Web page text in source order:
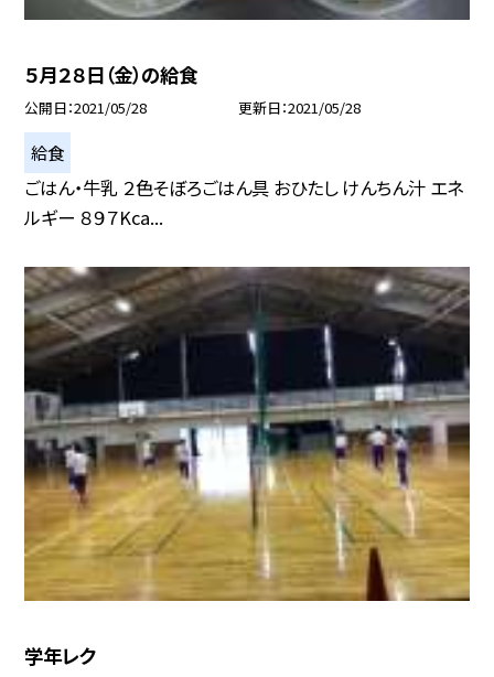
５月２８日（金）の給食
公開日 2021/05/28 更新日 2021/05/28
給食
ごはん・牛乳 ２色そぼろごはん具 おひたし けんちん汁 エネ
ルギー ８９７Kca...
学年レク